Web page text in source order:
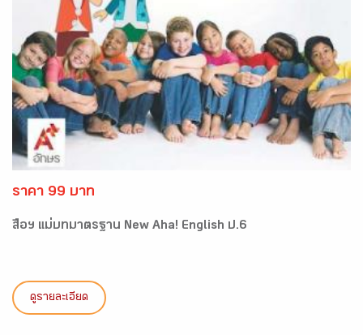
ราคา 99 บาท
สื่อฯ แม่บทมาตรฐาน New Aha! English ป.6
ดูรายละเอียด